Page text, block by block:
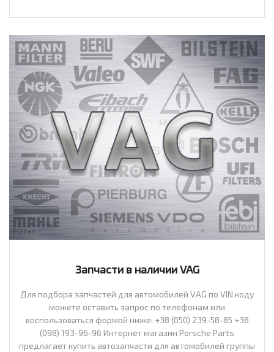
Запчасти в наличии VAG
Для подбора запчастей для автомобилей VAG по VIN коду
можете оставить запрос по телефонам или
воспользоваться формой ниже: +38 (050) 239-58-85 +38
(098) 193-96-96 Интернет магазин Porsche Parts
предлагает купить автозапчасти для автомобилей группы